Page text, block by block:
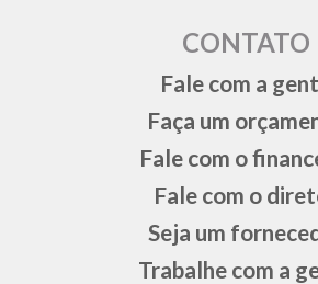
CONTATO
Fale com a
Faça um
Fale com o
Fale com o
Seja um
Trabalhe com a